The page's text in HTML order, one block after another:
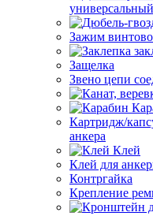
Зажим
Защелка
Звено цепи
Картридж/
анкера
Клей
Клей для
Контргайка
Крепление